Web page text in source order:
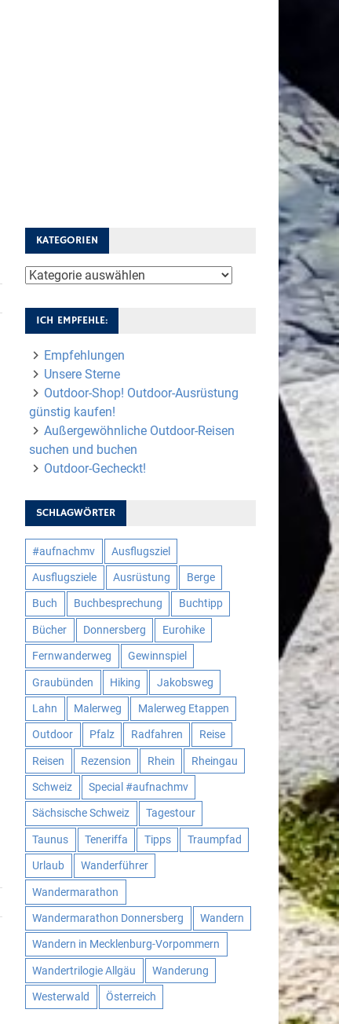
KATEGORIEN
Kategorien
ICH EMPFEHLE:
Empfehlungen
Unsere Sterne
Outdoor-Shop! Outdoor-Ausrüstung
günstig kaufen!
Außergewöhnliche Outdoor-Reisen
suchen und buchen
Outdoor-Gecheckt!
SCHLAGWÖRTER
#aufnachmv Ausflugsziel
Ausflugsziele Ausrüstung Berge
Buch Buchbesprechung Buchtipp
Bücher Donnersberg Eurohike
Fernwanderweg Gewinnspiel
Graubünden Hiking Jakobsweg
Lahn Malerweg Malerweg Etappen
Outdoor Pfalz Radfahren Reise
Reisen Rezension Rhein Rheingau
Schweiz Special #aufnachmv
Sächsische Schweiz Tagestour
Taunus Teneriffa Tipps Traumpfad
Urlaub Wanderführer
Wandermarathon
Wandermarathon Donnersberg Wandern
Wandern in Mecklenburg-Vorpommern
Wandertrilogie Allgäu Wanderung
Westerwald Österreich